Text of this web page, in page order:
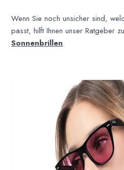
Wenn Sie noch unsicher sind,
passt, hilft Ihnen unser Ratgeber
Sonnenbrillen.